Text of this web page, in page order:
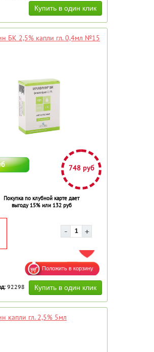
БК 2,5% капли гл. 0,4мл №15
748 руб
Покупка по клубной карте дает
выгоду 15% или 132 руб
ДОБАВИТЬ В ИЗБРАННОЕ
92298
капли гл. 2,5% 5мл